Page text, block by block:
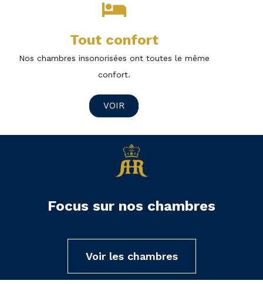
Tout confort
Nos chambres insonorisées ont toutes le même
confort.
VOIR
Focus sur nos chambres
Voir les chambres